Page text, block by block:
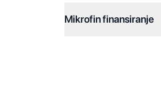
Online plaćanje na rate:
Mikrofin finansiranje